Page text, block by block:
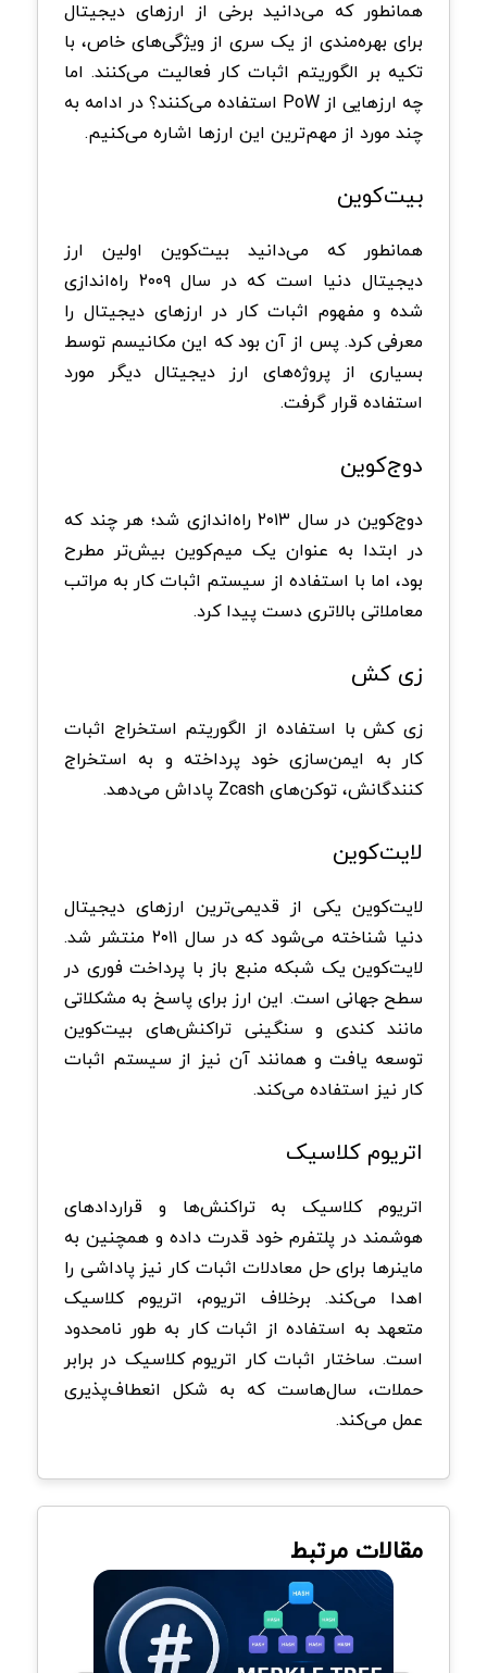
همانطور که می‌دانید برخی از ارزهای دیجیتال
برای بهره‌مندی از یک سری از ویژگی‌های خاص، با
تکیه بر الگوریتم اثبات کار فعالیت می‌کنند. اما
چه ارزهایی از PoW استفاده می‌کنند؟ در ادامه به
چند مورد از مهم‌ترین این ارزها اشاره می‌کنیم.
بیت‌کوین
همانطور که می‌دانید بیت‌کوین اولین ارز
دیجیتال دنیا است که در سال ۲۰۰۹ راه‌اندازی
شده و مفهوم اثبات کار در ارزهای دیجیتال را
معرفی کرد. پس از آن بود که این مکانیسم توسط
بسیاری از پروژ‌ه‌های ارز دیجیتال دیگر مورد
استفاده قرار گرفت.
دوج‌کوین
دوج‌کوین در سال ۲۰۱۳ راه‌اندازی شد؛ هر چند که
در ابتدا به عنوان یک میم‌کوین بیش‌تر مطرح
بود، اما با استفاده از سیستم اثبات کار به مراتب
معاملاتی بالاتری دست پیدا کرد.
زی کش
زی کش با استفاده از الگوریتم استخراج اثبات
کار به ایمن‌سازی خود پرداخته و به استخراج
کنندگانش، توکن‌های Zcash پاداش می‌دهد.
لایت‌کوین
لایت‌کوین یکی از قدیمی‌ترین ارزهای دیجیتال
دنیا شناخته می‌شود که در سال ۲۰۱۱ منتشر شد.
لایت‌کوین یک شبکه منبع باز با پرداخت فوری در
سطح جهانی است. این ارز برای پاسخ به مشکلاتی
مانند کندی و سنگینی تراکنش‌های بیت‌کوین
توسعه یافت و همانند آن نیز از سیستم اثبات
کار نیز استفاده می‌کند.
اتریوم کلاسیک
اتریوم کلاسیک به تراکنش‌ها و قراردادهای
هوشمند در پلتفرم خود قدرت داده و همچنین به
ماینرها برای حل معادلات اثبات کار نیز پاداشی را
اهدا می‌کند. برخلاف اتریوم، اتریوم کلاسیک
متعهد به استفاده از اثبات کار به طور نامحدود
است. ساختار اثبات کار اتریوم کلاسیک در برابر
حملات، سال‌هاست که به شکل انعطاف‌پذیری
عمل می‌کند.
مقالات مرتبط